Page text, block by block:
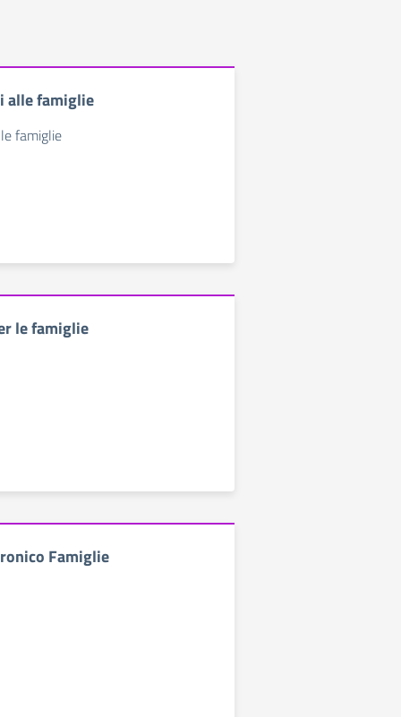
alle famiglie
famiglie
le famiglie
Famiglie